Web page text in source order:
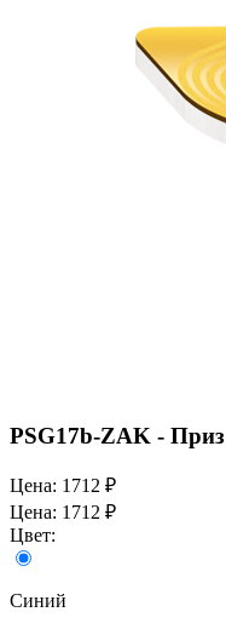
PSG17b-ZAK - Приз
Цена: 1712 ₽
Цена: 1712 ₽
Цвет:
Синий